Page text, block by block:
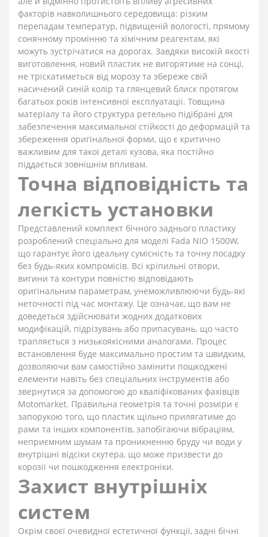
факторів навколишнього середовища: різким
перепадам температур, підвищеній вологості, прямому
сонячному промінню та хімічним реагентам, які
можуть зустрічатися на дорогах. Завдяки високій якості
виготовлення, новий пластик не вигорятиме на сонці,
не тріскатиметься від морозу та збереже свій
насичений синій колір та глянцевий блиск протягом
багатьох років інтенсивної експлуатації. Товщина
матеріалу та його структура ретельно підібрані для
забезпечення максимальної стійкості до деформацій та
збереження оригінальної форми, що є критично
важливим для такої деталі кузова, яка постійно
піддається зовнішнім впливам.
Точна відповідність та
легкість установки
Представлений комплект бічного заднього пластику
розроблений спеціально для моделі Fada NIO 1500W,
що гарантує його ідеальну сумісність та точну посадку
без будь-яких компромісів. Всі кріпильні отвори,
вигини та контури повністю відповідають
оригінальним параметрам, унеможливлюючи будь-які
неточності під час монтажу. Це означає, що вам не
доведеться здійснювати жодних додаткових
модифікацій, підрізувань або припасувань, що часто
трапляється з низькоякісними аналогами. Процес
встановлення буде максимально простим та швидким,
дозволяючи вам самостійно замінити пошкоджені
елементи навіть без спеціальних інструментів або
звернутися за допомогою до кваліфікованих фахівців
Motomarket. Правильна геометрія та точні розміри є
запорукою того, що пластик щільно прилягатиме до
рами та інших компонентів, запобігаючи вібраціям,
неприємним шумам та проникненню бруду чи води у
внутрішні відсіки скутера, що може призвести до
корозії чи пошкодження електроніки.
Захист внутрішніх
систем
Окрім своєї очевидної естетичної функції, задні бічні